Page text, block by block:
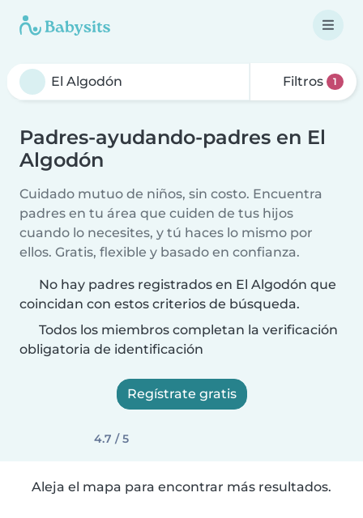
Filtros 1
Padres-ayudando-padres en El
Algodón
Cuidado mutuo de niños, sin costo. Encuentra
padres en tu área que cuiden de tus hijos
cuando lo necesites, y tú haces lo mismo por
ellos. Gratis, flexible y basado en confianza.
No hay padres registrados en El Algodón que
coincidan con estos criterios de búsqueda.
Todos los miembros completan la verificación
obligatoria de identificación
Regístrate gratis
4.7 / 5
Aleja el mapa para encontrar más resultados.